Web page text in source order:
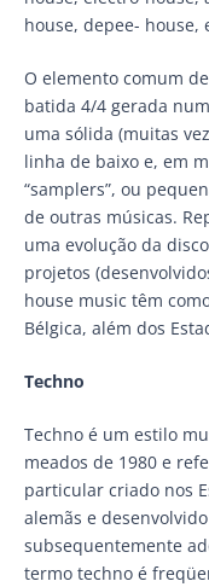
house, depee- house,
O elemento comum
batida 4/4 gerada
uma sólida (muitas
linha de baixo e, em
“samplers”, ou
de outras músicas.
uma evolução da
projetos
house music têm
Bélgica, além dos
Techno
Techno é um estilo
meados de 1980 e
particular criado nos
alemãs e
subsequentemente
termo techno é